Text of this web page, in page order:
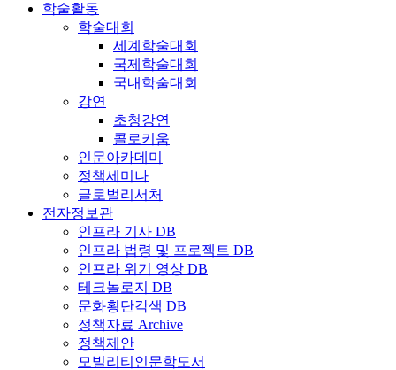
학술활동
학술대회
세계학술대회
국제학술대회
국내학술대회
강연
초청강연
콜로키움
인문아카데미
정책세미나
글로벌리서처
전자정보관
인프라 기사 DB
인프라 법령 및 프로젝트 DB
인프라 위기 영상 DB
테크놀로지 DB
문화횡단각색 DB
정책자료 Archive
정책제안
모빌리티인문학도서